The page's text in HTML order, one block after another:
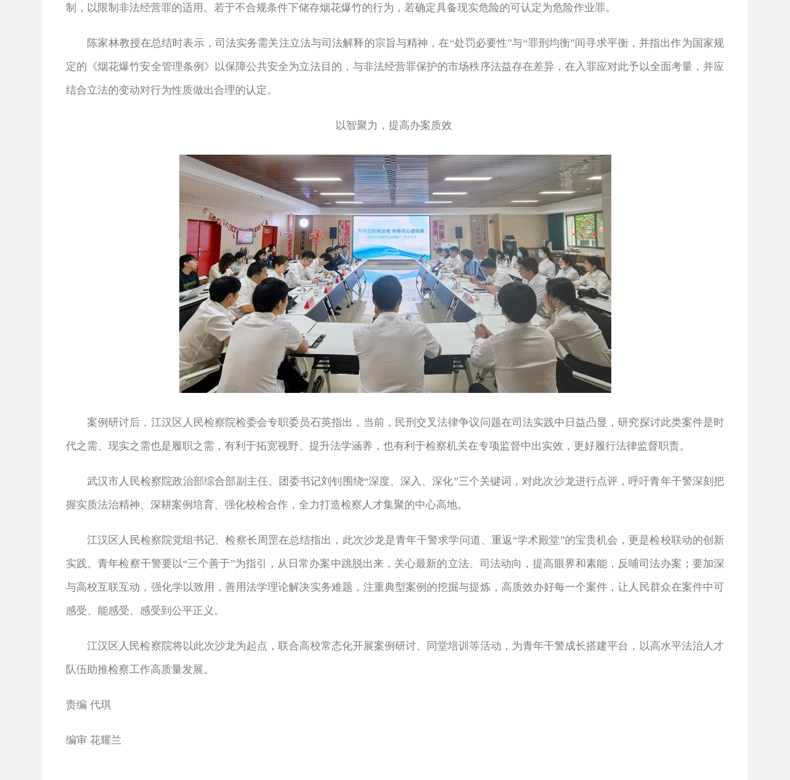
制，以限制非法经营罪的适用。若于不合规条件下储存烟花爆竹的行为，若确定具备现实危险的可认定为危险作业罪。
陈家林教授在总结时表示，司法实务需关注立法与司法解释的宗旨与精神，在“处罚必要性”与“罪刑均衡”间寻求平衡，并指出作为国家规
定的《烟花爆竹安全管理条例》以保障公共安全为立法目的，与非法经营罪保护的市场秩序法益存在差异，在入罪应对此予以全面考量，并应
结合立法的变动对行为性质做出合理的认定。
以智聚力，提高办案质效
案例研讨后，江汉区人民检察院检委会专职委员石英指出，当前，民刑交叉法律争议问题在司法实践中日益凸显，研究探讨此类案件是时
代之需、现实之需也是履职之需，有利于拓宽视野、提升法学涵养，也有利于检察机关在专项监督中出实效，更好履行法律监督职责。
武汉市人民检察院政治部综合部副主任、团委书记刘钊围绕“深度、深入、深化”三个关键词，对此次沙龙进行点评，呼吁青年干警深刻把
握实质法治精神、深耕案例培育、强化校检合作，全力打造检察人才集聚的中心高地。
江汉区人民检察院党组书记、检察长周罡在总结指出，此次沙龙是青年干警求学问道、重返“学术殿堂”的宝贵机会，更是检校联动的创新
实践。青年检察干警要以“三个善于”为指引，从日常办案中跳脱出来，关心最新的立法、司法动向，提高眼界和素能，反哺司法办案；要加深
与高校互联互动，强化学以致用，善用法学理论解决实务难题，注重典型案例的挖掘与提炼，高质效办好每一个案件，让人民群众在案件中可
感受、能感受、感受到公平正义。
江汉区人民检察院将以此次沙龙为起点，联合高校常态化开展案例研讨、同堂培训等活动，为青年干警成长搭建平台，以高水平法治人才
队伍助推检察工作高质量发展。
责编 代琪
编审 花耀兰